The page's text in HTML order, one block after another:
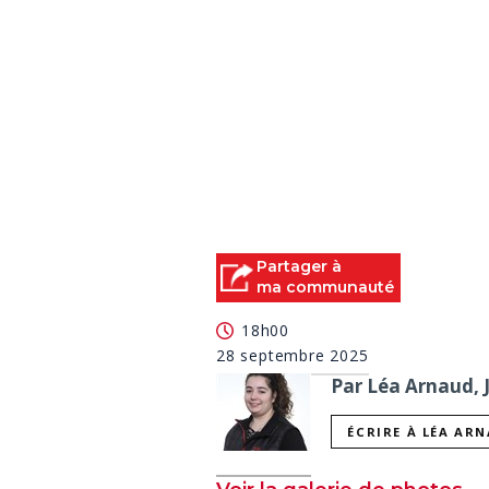
Partager à
ma communauté
18h00
28 septembre 2025
Par Léa Arnaud,
ÉCRIRE À LÉA